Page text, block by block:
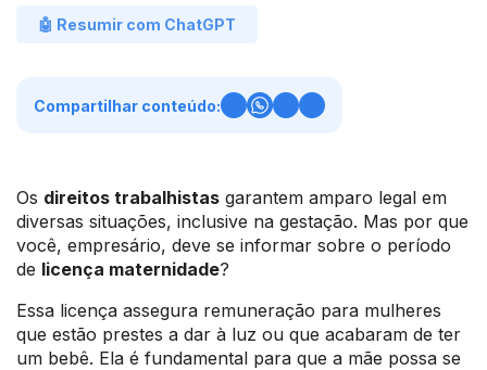
🤖 Resumir com ChatGPT
Compartilhar conteúdo:
Os direitos trabalhistas garantem amparo legal em
diversas situações, inclusive na gestação. Mas por que
você, empresário, deve se informar sobre o período
de licença maternidade?
Essa licença assegura remuneração para mulheres
que estão prestes a dar à luz ou que acabaram de ter
um bebê. Ela é fundamental para que a mãe possa se